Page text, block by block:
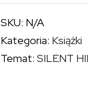
POCZĄTKI
–
CZĘŚCI
SKU: N/A
Kategoria: Książki
Temat:SILENT